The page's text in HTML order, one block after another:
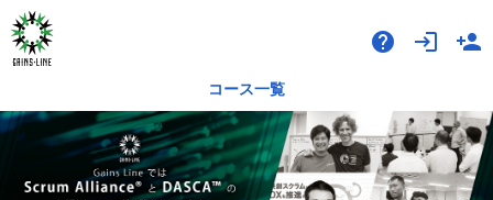
help login person_add
コース一覧